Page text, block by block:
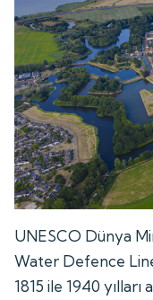
UNESCO Dünya
Water Defence
1815 ile 1940